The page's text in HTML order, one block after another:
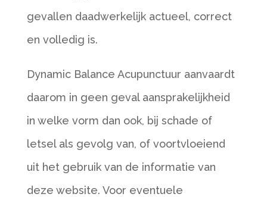
gevallen daadwerkelijk actueel, correct
en volledig is.
Dynamic Balance Acupunctuur aanvaardt
daarom in geen geval aansprakelijkheid
in welke vorm dan ook, bij schade of
letsel als gevolg van, of voortvloeiend
uit het gebruik van de informatie van
deze website. Voor eventuele